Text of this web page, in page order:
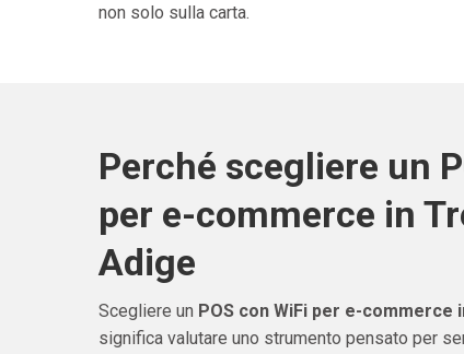
non solo sulla carta.
Perché scegliere un
per e-commerce in
Adige
Scegliere un POS con WiFi per e-
significa valutare uno strumento pensato per